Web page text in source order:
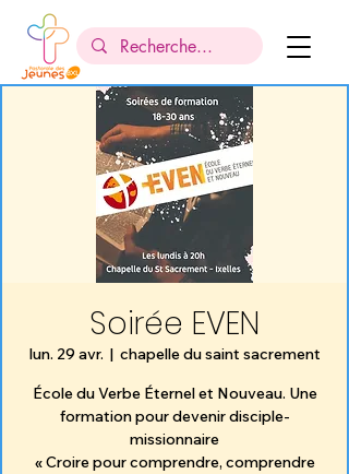
Soirée EVEN
lun. 29 avr.
  |
chapelle du saint sacrement
École du Verbe Éternel et Nouveau. Une
formation pour devenir disciple-
missionnaire
« Croire pour comprendre, comprendre